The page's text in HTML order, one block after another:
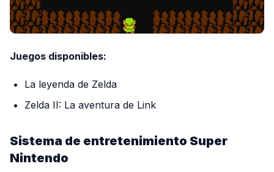
Juegos disponibles:
La leyenda de Zelda
Zelda II: La aventura de Link
Sistema de entretenimiento Super
Nintendo